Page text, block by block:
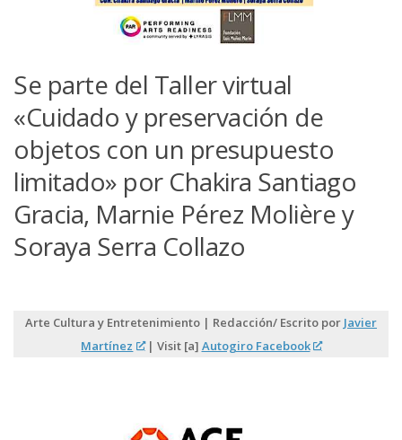
Se parte del Taller virtual
«Cuidado y preservación de
objetos con un presupuesto
limitado» por Chakira Santiago
Gracia, Marnie Pérez Molière y
Soraya Serra Collazo
Arte Cultura y Entretenimiento | Redacción/ Escrito por Javier
Martínez
| Visit [a] Autogiro Facebook